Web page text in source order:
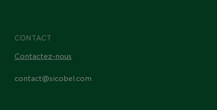
CONTACT
Contactez-nous
contact@sicobel.com